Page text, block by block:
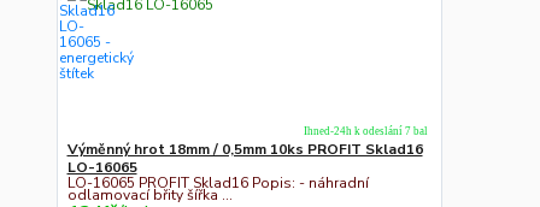
Výměnný hrot 18mm / 0,5mm 10ks PROFIT Sklad16
LO-16065
LO-16065 PROFIT Sklad16 Popis: - náhradní
odlamovací břity šířka ...
Ihned-24h k odeslání 7 bal